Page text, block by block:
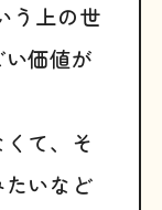
う上の世
価値が
て、そ
いなど